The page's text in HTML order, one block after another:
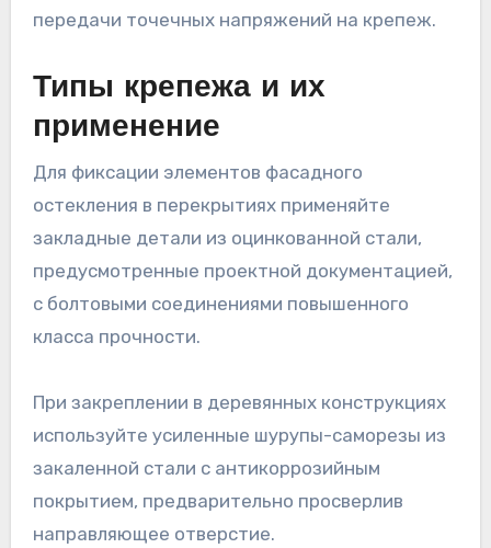
передачи точечных напряжений на крепеж.
Типы крепежа и их
применение
Для фиксации элементов фасадного
остекления в перекрытиях применяйте
закладные детали из оцинкованной стали,
предусмотренные проектной документацией,
с болтовыми соединениями повышенного
класса прочности.
При закреплении в деревянных конструкциях
используйте усиленные шурупы-саморезы из
закаленной стали с антикоррозийным
покрытием, предварительно просверлив
направляющее отверстие.